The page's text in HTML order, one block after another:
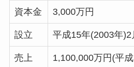
資本金 3,000万円
設立 平成15年(2003年)2
売上 1,100,000万円(平